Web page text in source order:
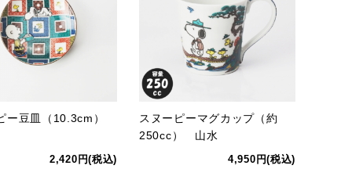
ー豆皿（10.3cm）
2,420円(税込)
スヌーピーマグカップ（約
250cc） 山水
4,950円(税込)